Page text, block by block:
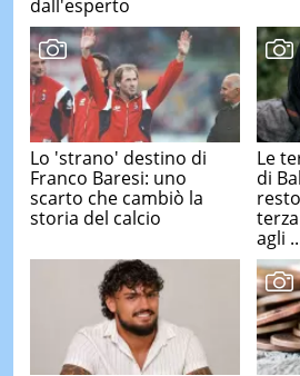
dall'esperto
Lo 'strano' destino di
Franco Baresi: uno
scarto che cambiò la
storia del calcio
Le
di
agli